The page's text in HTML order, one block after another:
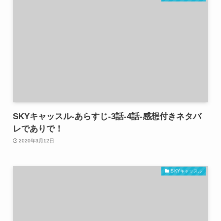
SKYキャッスル-あらすじ-3話-4話-感想付きネタバ
レでありで！
2020年3月12日
SKYキャッスル